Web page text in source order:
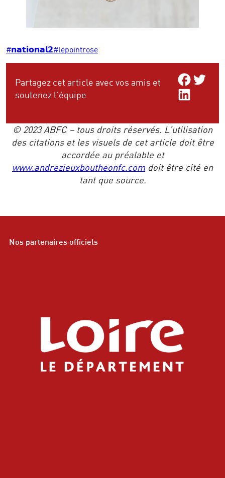
#𝗻𝗮𝘁𝗶𝗼𝗻𝗮𝗹𝟮#lepointrose
Partagez cet article avec vos amis et
soutenez l’équipe
Share onShare on
Share on LinkedIn
© 2023 ABFC – tous droits réservés. L’utilisation
des citations et les visuels de cet article doit être
accordée au préalable et
www.andrezieuxboutheonfc.com doit être cité en
tant que source.
Nos partenaires officiels